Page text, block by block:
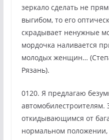
зеркало сделать не
выгибом, то его
скрадывает ненужные
мордочка наливается
молодых женщин…
Рязань).
0120. Я предлагаю
откидывающимся от
нормальном